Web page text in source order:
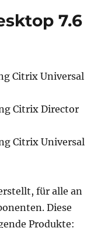
7.6
Citrix Universal
Citrix Director
Citrix Universal
für alle an
Diese
Produkte: